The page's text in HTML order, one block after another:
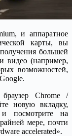
и аппаратное
карты, вы
большей
видео (например,
возможностей,
Chrome /
новую вкладку,
и посмотрите на
мере, почти
accelerated».